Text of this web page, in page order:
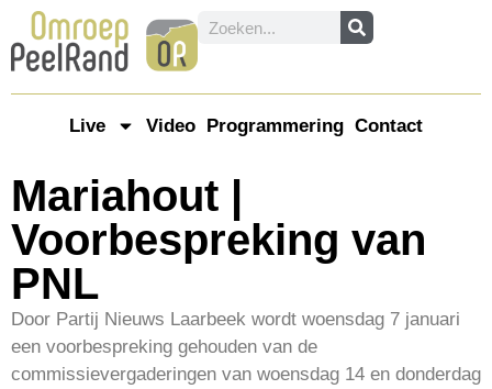
Live Video Programmering Contact
Mariahout |
Voorbespreking van
PNL
Door Partij Nieuws Laarbeek wordt woensdag 7 januari
een voorbespreking gehouden van de
commissievergaderingen van woensdag 14 en donderdag